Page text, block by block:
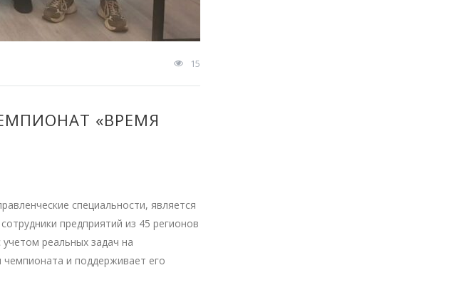
15
«ВРЕМЯ
специальности, является
предприятий из 45 регионов
реальных задач на
и поддерживает его